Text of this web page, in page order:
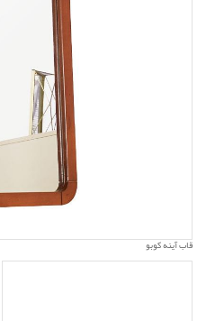
قاب آینه کوبو